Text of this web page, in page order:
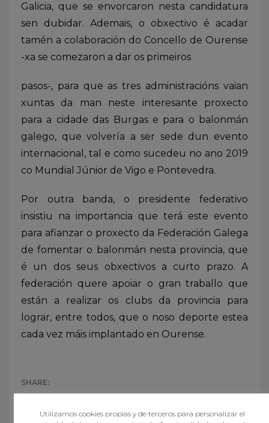
Galicia, que se envorcaron nesta candidatura
sen dubidar. Ademais, o obxectivo é acadar
tamén a colaboración do Concello de Ourense
-xa se comezaron a dar os primeiros
pasos-, para que as tres administracións vaian
xuntas da man neste interesante proxecto
para a cidade das Burgas e para o balonmán
galego, que volvería a ser sede dun evento
internacional, tal e como sucedeu no ano 2019
co Mundial Júnior de Vigo e Pontevedra.
Por outra banda, o presidente federativo
insistiu na importancia que terá este evento
para afianzar o proxecto da Federación Galega
de fomentar o balonmán nesta provincia, que
é un dos seus obxectivos a curto prazo. A
federación quere apoiar o gran traballo que
están a realizar os clubs da provincia para
lograr, entre todos, que o noso deporte estea
cada vez máis implantado en Ourense.
Utilizamos cookies propias y de terceros para personalizar el